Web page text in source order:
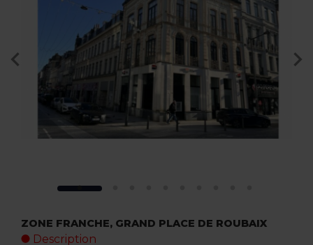
ZONE FRANCHE, GRAND PLACE DE ROUBAIX
Description